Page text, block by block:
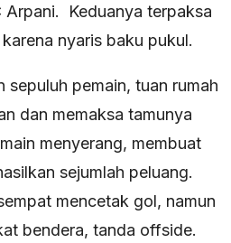
Arpani. Keduanya terpaksa
nyaris baku pukul.
sepuluh pemain, tuan rumah
dan memaksa tamunya
menyerang, membuat
sejumlah peluang.
mencetak gol, namun
bendera, tanda offside.